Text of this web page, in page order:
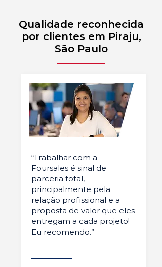
Qualidade reconhecida
por clientes em Piraju,
São Paulo
“Trabalhar com a
Foursales é sinal de
parceria total,
principalmente pela
relação profissional e a
proposta de valor que eles
entregam a cada projeto!
Eu recomendo.”